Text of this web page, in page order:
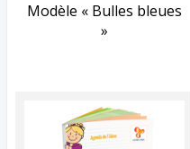
Modèle « Bulles bleues
»